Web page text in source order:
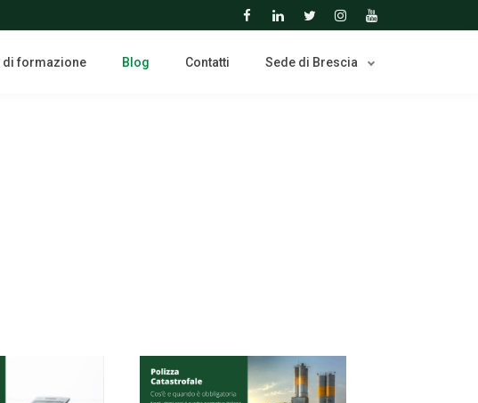
di formazione Blog Contatti Sede di Brescia